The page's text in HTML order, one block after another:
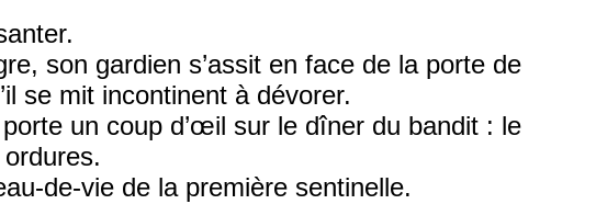
son gardien s’assit en face de la porte de
se mit incontinent à dévorer.
un coup d’œil sur le dîner du bandit : le
de-vie de la première sentinelle.